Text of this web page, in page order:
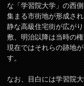
な「学習院大学」の西
集まる市街地が形成さ
静な高級住宅街が広が
敷、明治以降は当時の
現在ではそれらの跡地
す。
なお、目白には学習院